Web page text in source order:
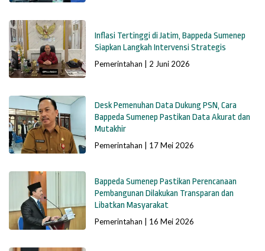
Inflasi Tertinggi di Jatim, Bappeda Sumenep
Siapkan Langkah Intervensi Strategis
Pemerintahan 2 Juni 2026
Desk Pemenuhan Data Dukung PSN, Cara
Bappeda Sumenep Pastikan Data Akurat dan
Mutakhir
Pemerintahan 17 Mei 2026
Bappeda Sumenep Pastikan Perencanaan
Pembangunan Dilakukan Transparan dan
Libatkan Masyarakat
Pemerintahan 16 Mei 2026